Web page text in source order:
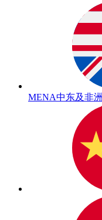
MENA中东及非洲